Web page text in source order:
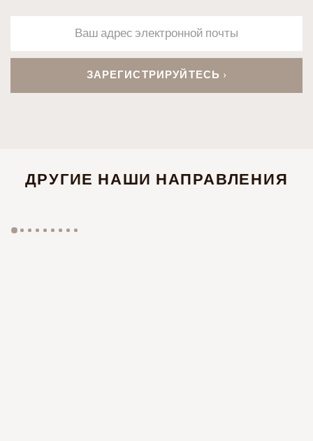
ДРУГИЕ НАШИ НАПРАВЛЕНИЯ